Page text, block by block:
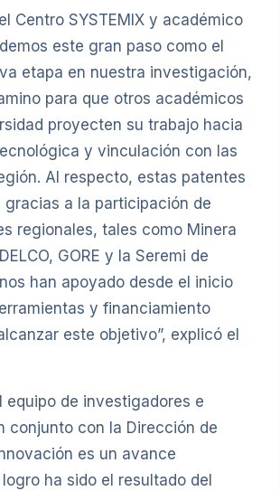
Centro SYSTEMIX y académico
este gran paso como el
etapa en nuestra investigación,
para que otros académicos
proyecten su trabajo hacia
y vinculación con las
Al respecto, estas patentes
gracias a la participación de
regionales, tales como Minera
GORE y la Seremi de
han apoyado desde el inicio
y financiamiento
este objetivo”, explicó el
equipo de investigadores e
conjunto con la Dirección de
es un avance
ha sido el resultado del